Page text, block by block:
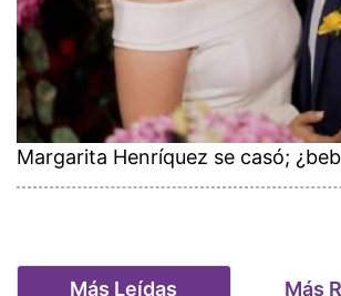
Margarita Henríquez se casó;
Más Leídas Más